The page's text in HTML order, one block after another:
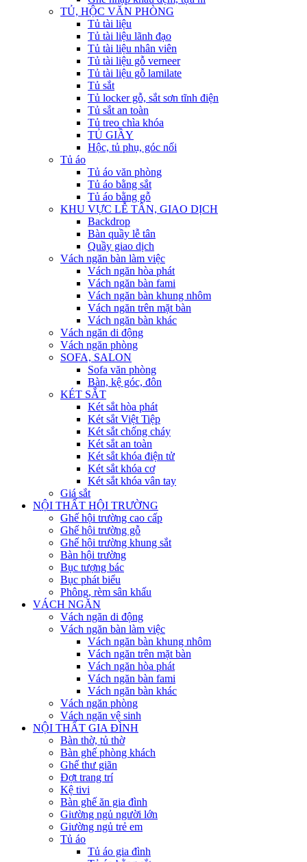
TỦ, HỘC VĂN PHÒNG
Tủ tài liệu
Tủ tài liệu lãnh đạo
Tủ tài liệu nhân viên
Tủ tài liệu gỗ verneer
Tủ tài liệu gỗ lamilate
Tủ sắt
Tủ locker gỗ, sắt sơn tĩnh điện
Tủ sắt an toàn
Tủ treo chìa khóa
TỦ GIẦY
Hộc, tủ phụ, góc nối
Tủ áo
Tủ áo văn phòng
Tủ áo bằng sắt
Tủ áo bằng gỗ
KHU VỰC LỄ TÂN, GIAO DỊCH
Backdrop
Bàn quầy lễ tân
Quầy giao dịch
Vách ngăn bàn làm việc
Vách ngăn hòa phát
Vách ngăn bàn fami
Vách ngăn bàn khung nhôm
Vách ngăn trên mặt bàn
Vách ngăn bàn khác
Vách ngăn di động
Vách ngăn phòng
SOFA, SALON
Sofa văn phòng
Bàn, kệ góc, đôn
KÉT SẮT
Két sắt hòa phát
Két sắt Việt Tiệp
Két sắt chống cháy
Két sắt an toàn
Két sắt khóa điện tử
Két sắt khóa cơ
Két sắt khóa vân tay
Giá sắt
NỘI THẤT HỘI TRƯỜNG
Ghế hội trường cao cấp
Ghế hội trường gỗ
Ghế hội trường khung sắt
Bàn hội trường
Bục tượng bác
Bục phát biểu
Phông, rèm sân khấu
VÁCH NGĂN
Vách ngăn di động
Vách ngăn bàn làm việc
Vách ngăn bàn khung nhôm
Vách ngăn trên mặt bàn
Vách ngăn hòa phát
Vách ngăn bàn fami
Vách ngăn bàn khác
Vách ngăn phòng
Vách ngăn vệ sinh
NỘI THẤT GIA ĐÌNH
Bàn thờ, tủ thờ
Bàn ghế phòng khách
Ghế thư giãn
Đợt trang trí
Kệ tivi
Bàn ghế ăn gia đình
Giường ngủ người lớn
Giường ngủ trẻ em
Tủ áo
Tủ áo gia đình